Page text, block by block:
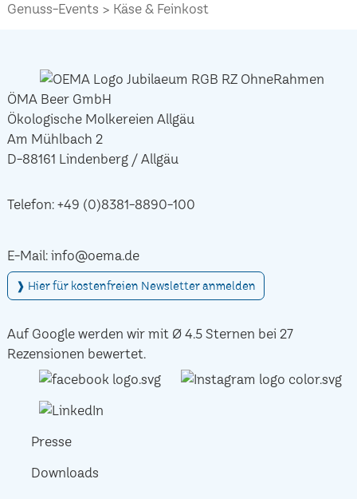
Genuss-Events Käse & Feinkost
ÖMA Beer GmbH
Ökologische Molkereien Allgäu
Am Mühlbach 2
D-88161 Lindenberg / Allgäu
Telefon: +49 (0)8381-8890-100
E-Mail: info@oema.de
❱ Hier für kostenfreien Newsletter anmelden
Auf Google werden wir mit Ø 4.5 Sternen bei 27
Rezensionen bewertet.
Presse
Downloads